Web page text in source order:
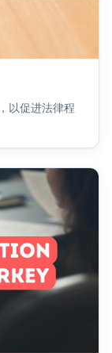
以促进法律程